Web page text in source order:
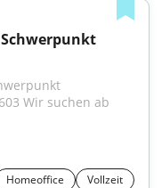
Wir suchen ab
Homeoffice Vollzeit